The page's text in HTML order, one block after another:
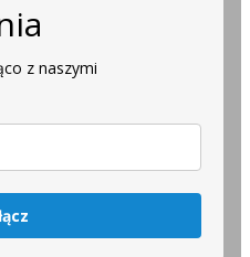
z naszymi